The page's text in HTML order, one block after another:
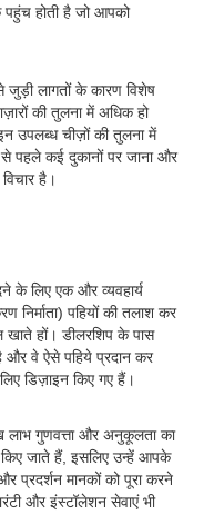
पहुंच होती है जो आपको
जुड़ी लागतों के कारण विशेष
की तुलना में अधिक हो
उपलब्ध चीज़ों की तुलना में
पहले कई दुकानों पर जाना और
है।
के लिए एक और व्यवहार्य
पहियों की तलाश कर
खाते हों। डीलरशिप के पास
और वे ऐसे पहिये प्रदान कर
डिज़ाइन किए गए हैं।
लाभ गुणवत्ता और अनुकूलता का
किए जाते हैं, इसलिए उन्हें आपके
प्रदर्शन मानकों को पूरा करने
और इंस्टॉलेशन सेवाएं भी